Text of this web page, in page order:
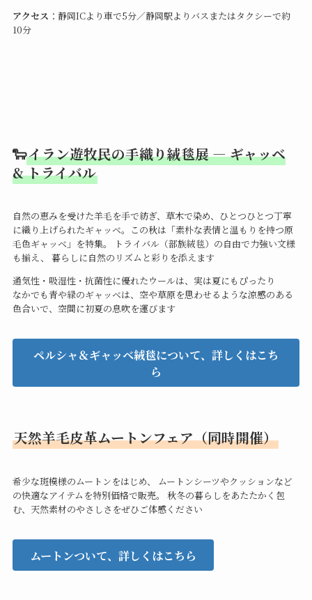
アクセス ：静岡ICより車で5分／静岡駅よりバスまたはタクシーで約
10分
🐑イラン遊牧民の手織り絨毯展 ― ギャッベ
& トライバル
自然の恵みを受けた羊毛を手で紡ぎ、草木で染め、ひとつひとつ丁寧
に織り上げられたギャッベ。この秋は「素朴な表情と温もりを持つ原
毛色ギャッベ」を特集。 トライバル（部族絨毯）の自由で力強い文様
も揃え、 暮らしに自然のリズムと彩りを添えます
通気性・吸湿性・抗菌性に優れたウールは、実は夏にもぴったり
なかでも青や緑のギャッベは、空や草原を思わせるような涼感のある
色合いで、空間に初夏の息吹を運びます
ペルシャ＆ギャッベ絨毯について、詳しくはこち
ら
天然羊毛皮革ムートンフェア（同時開催）
希少な斑模様のムートンをはじめ、 ムートンシーツやクッションなど
の快適なアイテムを特別価格で販売。 秋冬の暮らしをあたたかく包
む、天然素材のやさしさをぜひご体感ください
ムートンついて、詳しくはこちら